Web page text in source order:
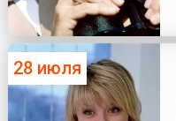
28 июля